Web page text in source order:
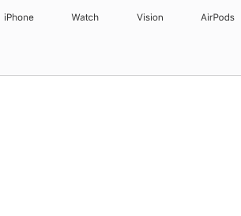
iPhone Watch Vision AirPods